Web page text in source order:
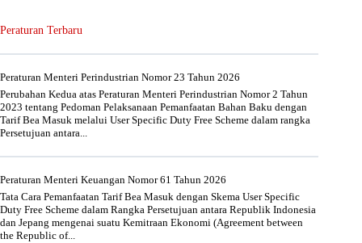
Peraturan Terbaru
Peraturan Menteri Perindustrian Nomor 23 Tahun 2026
Perubahan Kedua atas Peraturan Menteri Perindustrian Nomor 2 Tahun
2023 tentang Pedoman Pelaksanaan Pemanfaatan Bahan Baku dengan
Tarif Bea Masuk melalui User Specific Duty Free Scheme dalam rangka
Persetujuan antara...
Peraturan Menteri Keuangan Nomor 61 Tahun 2026
Tata Cara Pemanfaatan Tarif Bea Masuk dengan Skema User Specific
Duty Free Scheme dalam Rangka Persetujuan antara Republik Indonesia
dan Jepang mengenai suatu Kemitraan Ekonomi (Agreement between
the Republic of...